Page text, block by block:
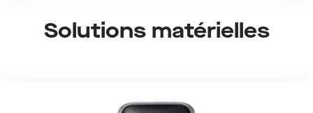
Solutions matérielles